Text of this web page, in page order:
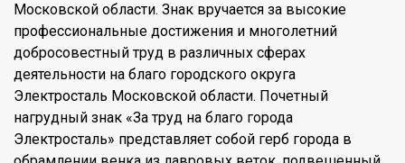
Московской области. Знак вручается за высокие
профессиональные достижения и многолетний
добросовестный труд в различных сферах
деятельности на благо городского округа
Электросталь Московской области. Почетный
нагрудный знак «За труд на благо города
Электросталь» представляет собой герб города в